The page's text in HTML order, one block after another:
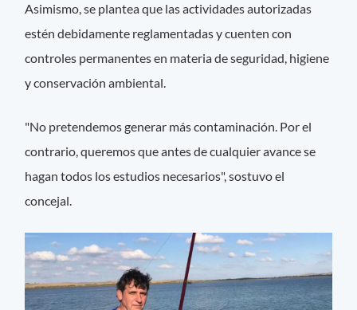
Asimismo, se plantea que las actividades autorizadas
estén debidamente reglamentadas y cuenten con
controles permanentes en materia de seguridad, higiene
y conservación ambiental.
"No pretendemos generar más contaminación. Por el
contrario, queremos que antes de cualquier avance se
hagan todos los estudios necesarios", sostuvo el
concejal.